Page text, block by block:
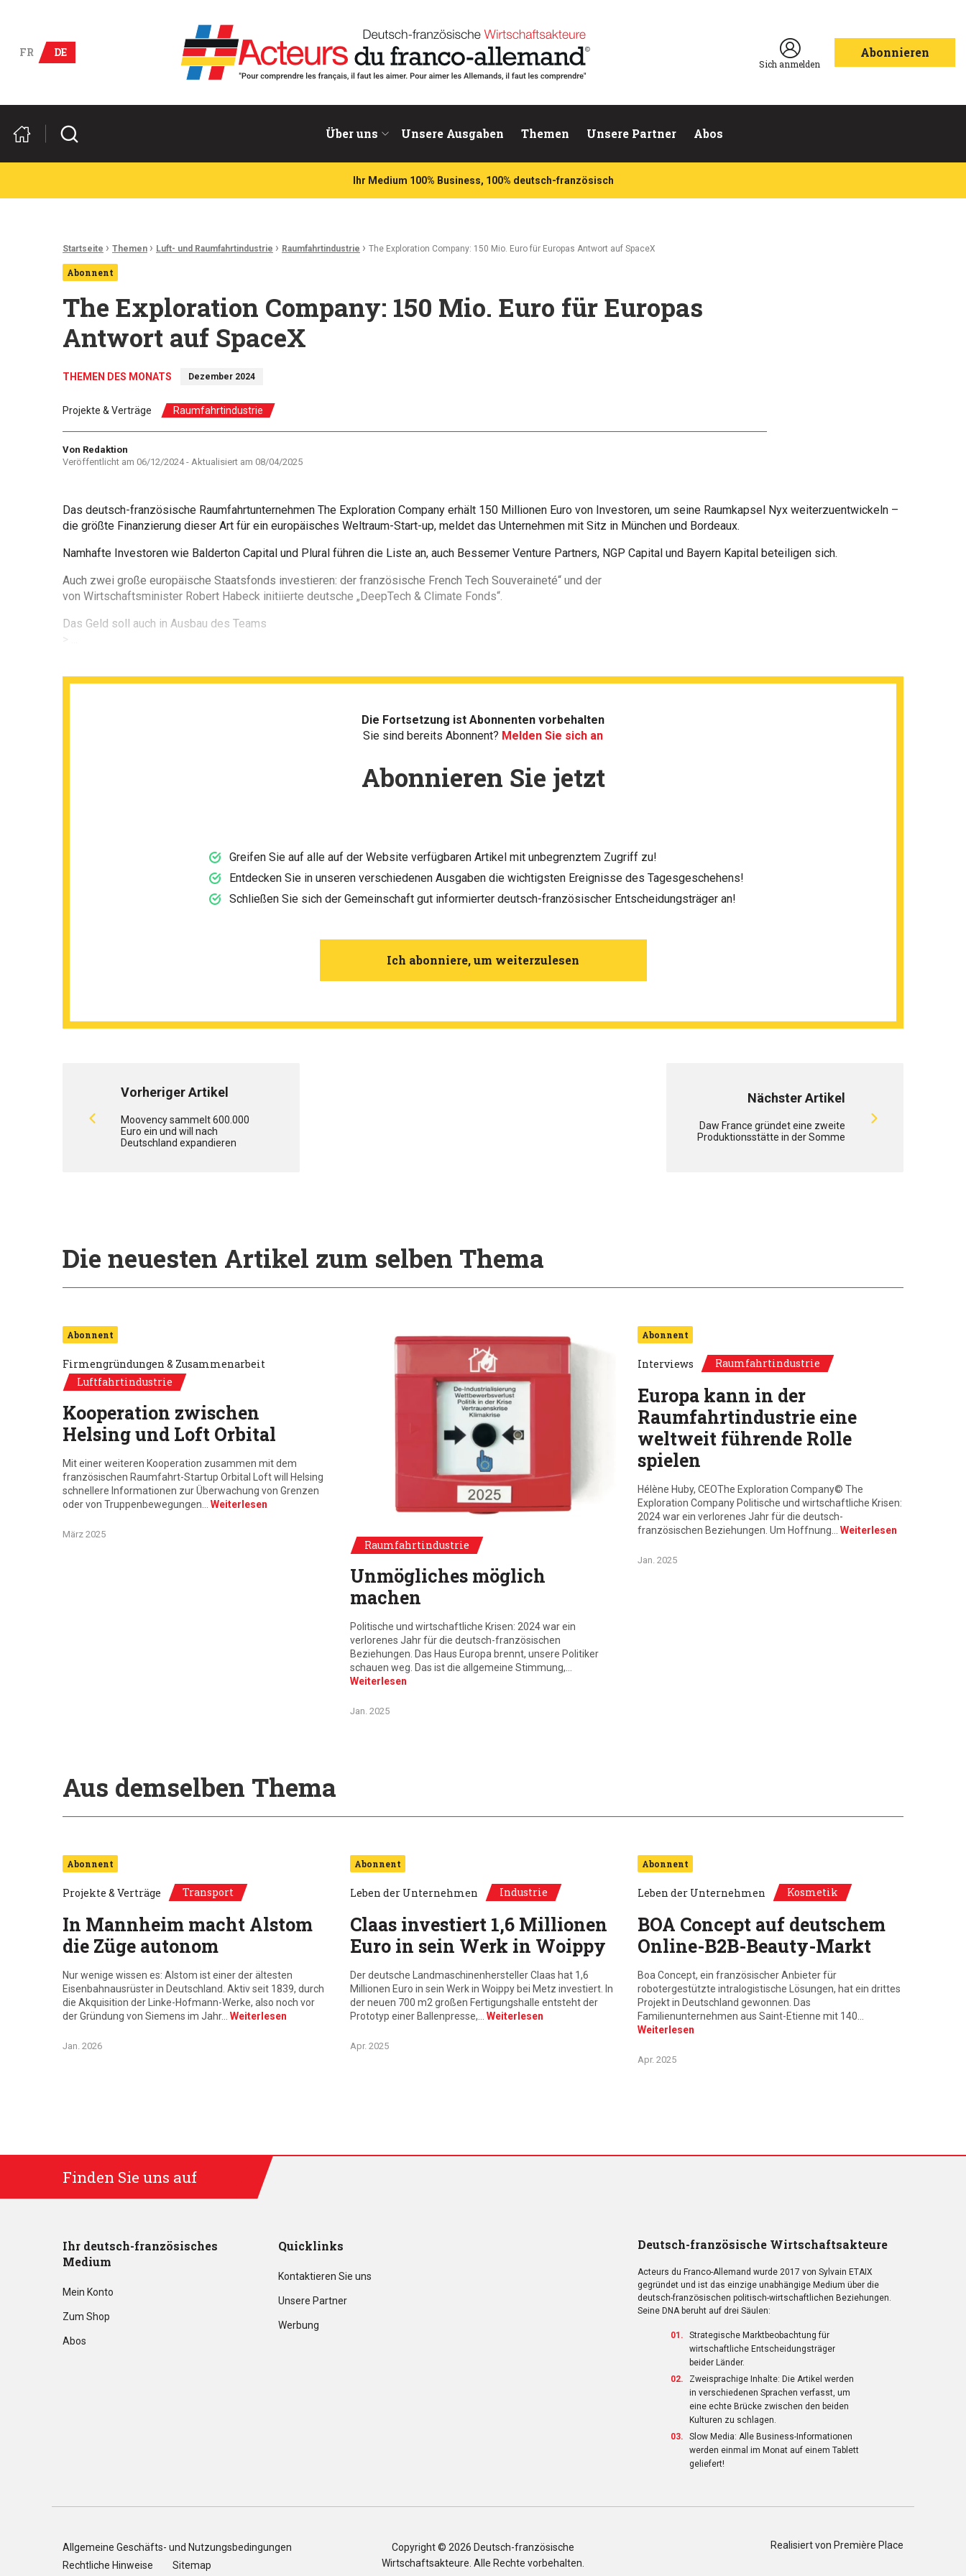
Deutsch-französische Wirtschaftsakteure
FR
DE
Sich anmelden
Abonnieren
Über uns Unsere Ausgaben Themen Unsere Partner Abos
Suchen
Ihr Medium 100% Business, 100% deutsch-französisch
Ariadnefaden:
Startseite › Themen › Luft- und Raumfahrtindustrie › Raumfahrtindustrie › The Exploration Company: 150 Mio. Euro für Europas Antwort auf SpaceX
Abonnent
The Exploration Company: 150 Mio. Euro für Europas
Antwort auf SpaceX
THEMEN DES MONATS Dezember 2024
Projekte & Verträge Raumfahrtindustrie
Autor
Von Redaktion
Veröffentlicht am 06/12/2024- Aktualisiert am 08/04/2025
Das deutsch-französische Raumfahrtunternehmen The Exploration Company erhält 150 Millionen Euro von Investoren, um seine Raumkapsel Nyx weiterzuentwickeln –
die größte Finanzierung dieser Art für ein europäisches Weltraum-Start-up, meldet das Unternehmen mit Sitz in München und Bordeaux.
Namhafte Investoren wie Balderton Capital und Plural führen die Liste an, auch Bessemer Venture Partners, NGP Capital und Bayern Kapital beteiligen sich.
Auch zwei große europäische Staatsfonds investieren: der französische French Tech Souveraineté“ und der
von Wirtschaftsminister Robert Habeck initiierte deutsche „DeepTech & Climate Fonds“.
Das Geld soll auch in Ausbau des Teams
> ...
Die Fortsetzung ist Abonnenten vorbehalten
Sie sind bereits Abonnent? Melden Sie sich an
Abonnieren Sie jetzt
Greifen Sie auf alle auf der Website verfügbaren Artikel mit unbegrenztem Zugriff zu!
Entdecken Sie in unseren verschiedenen Ausgaben die wichtigsten Ereignisse des Tagesgeschehens!
Schließen Sie sich der Gemeinschaft gut informierter deutsch-französischer Entscheidungsträger an!
Ich abonniere, um weiterzulesen
Vorheriger Artikel
Moovency sammelt 600.000
Euro ein und will nach
Deutschland expandieren
Nächster Artikel
Daw France gründet eine zweite
Produktionsstätte in der Somme
Die neuesten Artikel zum selben Thema
Abonnent
Firmengründungen & Zusammenarbeit
Luftfahrtindustrie
Kooperation zwischen
Helsing und Loft Orbital
Mit einer weiteren Kooperation zusammen mit dem
französischen Raumfahrt-Startup Orbital Loft will Helsing
schnellere Informationen zur Überwachung von Grenzen
oder von Truppenbewegungen… Weiterlesen
März 2025
Raumfahrtindustrie
Unmögliches möglich
machen
Politische und wirtschaftliche Krisen: 2024 war ein
verlorenes Jahr für die deutsch-französischen
Beziehungen. Das Haus Europa brennt, unsere Politiker
schauen weg. Das ist die allgemeine Stimmung,…
Weiterlesen
Jan. 2025
Abonnent
Interviews Raumfahrtindustrie
Europa kann in der
Raumfahrtindustrie eine
weltweit führende Rolle
spielen
Hélène Huby, CEOThe Exploration Company© The
Exploration Company Politische und wirtschaftliche Krisen:
2024 war ein verlorenes Jahr für die deutsch-
französischen Beziehungen. Um Hoffnung… Weiterlesen
Jan. 2025
Aus demselben Thema
Abonnent
Projekte & Verträge Transport
In Mannheim macht Alstom
die Züge autonom
Nur wenige wissen es: Alstom ist einer der ältesten
Eisenbahnausrüster in Deutschland. Aktiv seit 1839, durch
die Akquisition der Linke-Hofmann-Werke, also noch vor
der Gründung von Siemens im Jahr… Weiterlesen
Jan. 2026
Abonnent
Leben der Unternehmen Industrie
Claas investiert 1,6 Millionen
Euro in sein Werk in Woippy
Der deutsche Landmaschinenhersteller Claas hat 1,6
Millionen Euro in sein Werk in Woippy bei Metz investiert. In
der neuen 700 m2 großen Fertigungshalle entsteht der
Prototyp einer Ballenpresse,… Weiterlesen
Apr. 2025
Abonnent
Leben der Unternehmen Kosmetik
BOA Concept auf deutschem
Online-B2B-Beauty-Markt
Boa Concept, ein französischer Anbieter für
robotergestützte intralogistische Lösungen, hat ein drittes
Projekt in Deutschland gewonnen. Das
Familienunternehmen aus Saint-Etienne mit 140…
Weiterlesen
Apr. 2025
Finden Sie uns auf
Ihr deutsch-französisches
Medium
Mein Konto
Zum Shop
Abos
Quicklinks
Kontaktieren Sie uns
Unsere Partner
Werbung
Deutsch-französische Wirtschaftsakteure
Acteurs du Franco-Allemand wurde 2017 von Sylvain ETAIX
gegründet und ist das einzige unabhängige Medium über die
deutsch-französischen politisch-wirtschaftlichen Beziehungen.
Seine DNA beruht auf drei Säulen:
Strategische Marktbeobachtung für
wirtschaftliche Entscheidungsträger
beider Länder.
Zweisprachige Inhalte: Die Artikel werden
in verschiedenen Sprachen verfasst, um
eine echte Brücke zwischen den beiden
Kulturen zu schlagen.
Slow Media: Alle Business-Informationen
werden einmal im Monat auf einem Tablett
geliefert!
Allgemeine Geschäfts- und Nutzungsbedingungen
Rechtliche Hinweise
Sitemap
Copyright © 2026 Deutsch-französische
Wirtschaftsakteure. Alle Rechte vorbehalten.
Realisiert von Première Place